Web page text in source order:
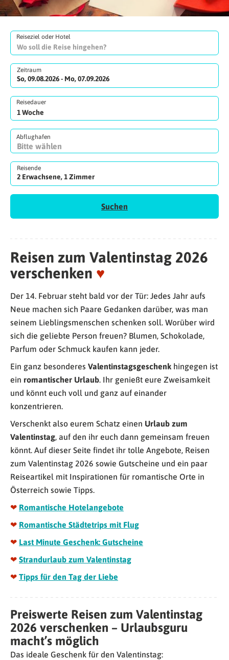
Reiseziel oder Hotel
Zeitraum
So, 09.08.2026 - Mo, 07.09.2026
Reisedauer
Abflughafen
Reisende
2 Erwachsene, 1 Zimmer
Suchen
Reisen zum Valentinstag 2026
verschenken ♥
Der 14. Februar steht bald vor der Tür: Jedes Jahr aufs
Neue machen sich Paare Gedanken darüber, was man
seinem Lieblingsmenschen schenken soll. Worüber wird
sich die geliebte Person freuen? Blumen, Schokolade,
Parfum oder Schmuck kaufen kann jeder.
Ein ganz besonderes Valentinstagsgeschenk hingegen ist
ein romantischer Urlaub. Ihr genießt eure Zweisamkeit
und könnt euch voll und ganz auf einander
konzentrieren.
Verschenkt also eurem Schatz einen Urlaub zum
Valentinstag, auf den ihr euch dann gemeinsam freuen
könnt. Auf dieser Seite findet ihr tolle Angebote, Reisen
zum Valentinstag 2026 sowie Gutscheine und ein paar
Reiseartikel mit Inspirationen für romantische Orte in
Österreich sowie Tipps.
❤ Romantische Hotelangebote
❤ Romantische Städtetrips mit Flug
❤ Last Minute Geschenk: Gutscheine
❤ Strandurlaub zum Valentinstag
❤ Tipps für den Tag der Liebe
Preiswerte Reisen zum Valentinstag
2026 verschenken – Urlaubsguru
macht’s möglich
Das ideale Geschenk für den Valentinstag: